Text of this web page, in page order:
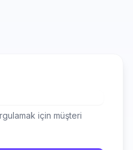
için müşteri